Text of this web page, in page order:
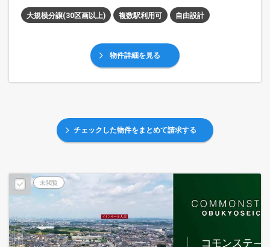
大規模分譲(30区画以上) 複数駅利用可 自由設計
物件詳細を見る
チェックした物件をまとめて請求する
未閲覧